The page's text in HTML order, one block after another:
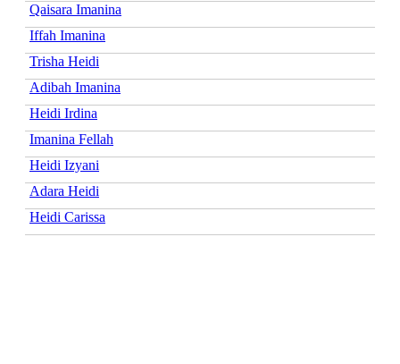
Qaisara Imanina
Iffah Imanina
Trisha Heidi
Adibah Imanina
Heidi Irdina
Imanina Fellah
Heidi Izyani
Adara Heidi
Heidi Carissa